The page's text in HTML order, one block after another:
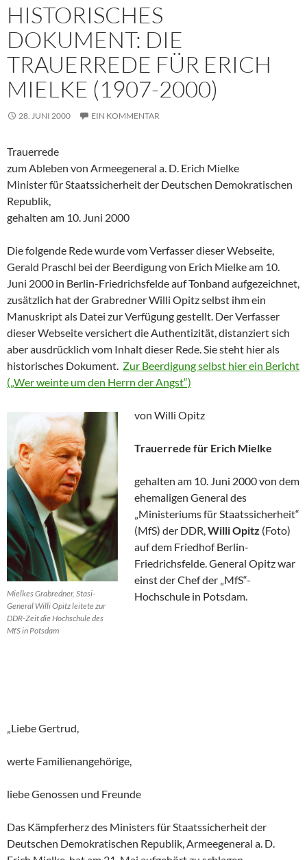
HISTORISCHES
DOKUMENT: DIE
TRAUERREDE FÜR ERICH
MIELKE (1907-2000)
28. JUNI 2000 EIN KOMMENTAR
Trauerrede
zum Ableben von Armeegeneral a. D. Erich Mielke
Minister für Staatssicherheit der Deutschen Demokratischen
Republik,
gehalten am 10. Juni 2000
Die folgende Rede wurde vom Verfasser dieser Webseite,
Gerald Praschl bei der Beerdigung von Erich Mielke am 10.
Juni 2000 in Berlin-Friedrichsfelde auf Tonband aufgezeichnet,
zusätzlich hat der Grabredner Willi Opitz selbst ihm ein
Manuskript als Datei zur Verfügung gestellt. Der Verfasser
dieser Webseite versichert die Authentizität, distanziert sich
aber ausdrücklich vom Inhalt dieser Rede. Sie steht hier als
historisches Dokument. Zur Beerdigung selbst hier ein Bericht
(„Wer weinte um den Herrn der Angst“)
Mielkes Grabredner, Stasi-
General Willi Opitz leitete zur
DDR-Zeit die Hochschule des
MfS in Potsdam
von Willi Opitz
Trauerrede für Erich Mielke
gehalten am 10. Juni 2000 von dem
ehemaligen General des
„Ministeriums für Staatssicherheit“
(MfS) der DDR,Willi Opitz (Foto)
auf dem Friedhof Berlin-
Friedrichsfelde. General Opitz war
einst der Chef der „MfS“-
Hochschule in Potsdam.
„Liebe Gertrud,
werte Familienangehörige,
liebe Genossen und Freunde
Das Kämpferherz des Ministers für Staatssicherheit der
Deutschen Demokratischen Republik, Armeegeneral a. D.